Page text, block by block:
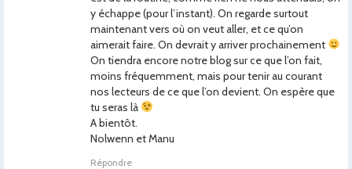
y échappe (pour l’instant). On regarde surtout
maintenant vers où on veut aller, et ce qu’on
aimerait faire. On devrait y arriver prochainement
On tiendra encore notre blog sur ce que l’on fait,
moins fréquemment, mais pour tenir au courant
nos lecteurs de ce que l’on devient. On espère que
tu seras là
A bientôt.
Nolwenn et Manu
Répondre